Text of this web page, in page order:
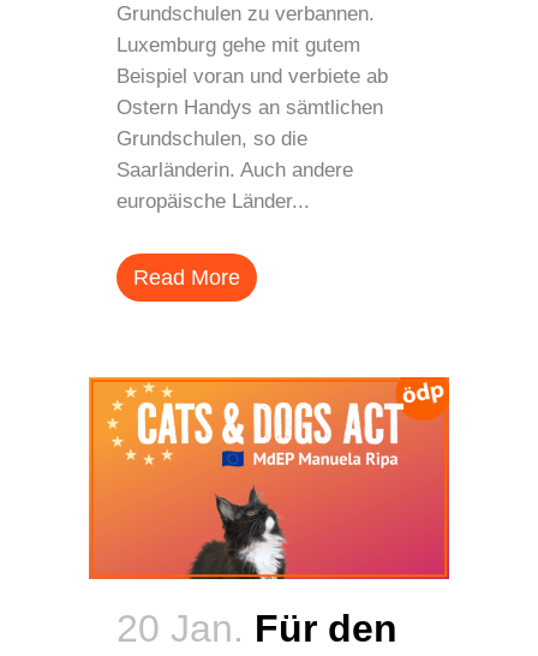
Grundschulen zu verbannen.
Luxemburg gehe mit gutem
Beispiel voran und verbiete ab
Ostern Handys an sämtlichen
Grundschulen, so die
Saarländerin. Auch andere
europäische Länder...
Read More
20 Jan. Für den